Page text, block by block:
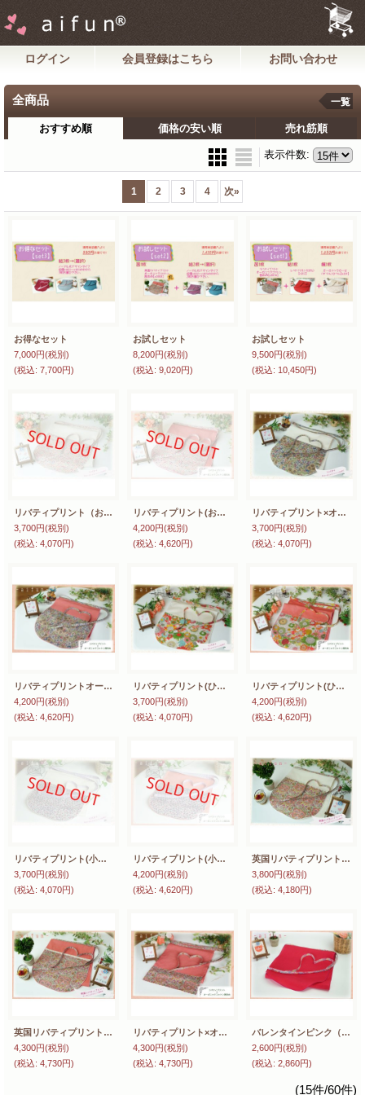
ログイン 会員登録はこちら お問い合わせ
全商品 一覧
おすすめ順 価格の安い順 売れ筋順
表示件数:
1 2 3 4 次»
お得なセット
7,000円(税別)
(税込: 7,700円)
お試しセット
8,200円(税別)
(税込: 9,020円)
お試しセット
9,500円(税別)
(税込: 10,450円)
リバティプリント（お花畑）×オーガニックコットン(生成り)【女性用】前垂れ丸デザインタイプ
3,700円(税別)
(税込: 4,070円)
リバティプリント(お花畑)×オーガニックコットン茜染め【女性用】前垂れ丸デザインタイプ
4,200円(税別)
(税込: 4,620円)
リバティプリント×オーガニックコットン(生成り)【女性用】前垂れ丸デザインタイプ
3,700円(税別)
(税込: 4,070円)
リバティプリントオーガニックコットン茜染め【女性用】前垂れ丸デザインタイプ
4,200円(税別)
(税込: 4,620円)
リバティプリント(ひまわり)×オーガニックコットン(生成り)【女性用】前垂れ丸デザインタイプ
3,700円(税別)
(税込: 4,070円)
リバティプリント(ひまわり)×オーガニックコットン茜染め【女性用】前垂れ丸デザインタイプ
4,200円(税別)
(税込: 4,620円)
リバティプリント(小花)×オーガニックコットン(生成り)【女性用】前垂れ丸デザインタイプ
3,700円(税別)
(税込: 4,070円)
リバティプリント(小花)×オーガニックコットン茜染め【女性用】前垂れ丸デザインタイプ
4,200円(税別)
(税込: 4,620円)
英国リバティプリント×オーガニックコットン(生成り)レース付【女性用】前垂れ丸デザインタイプ
3,800円(税別)
(税込: 4,180円)
英国リバティプリント×オーガニックコットン茜染めレース付【女性用】前垂れ丸デザインタイプ
4,300円(税別)
(税込: 4,730円)
リバティプリント×オーガニックコットン茜染め【女性用】
4,300円(税別)
(税込: 4,730円)
バレンタインピンク（リネン100％）【女性用】ノーマル丸デザインタイプ
2,600円(税別)
(税込: 2,860円)
(15件/60件)